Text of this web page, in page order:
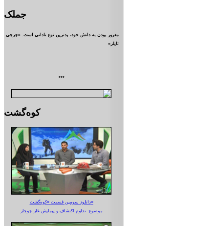
جملک
مغرور بودن به دانش خود، بدترين نوع ناداني است. «جرجي
تايلر»
***
کوه‌گشت
دانلود سومین قسمت «کوه‌گشت»
موضوع: تداوم اکتشاف و پیمایش غار جوجار